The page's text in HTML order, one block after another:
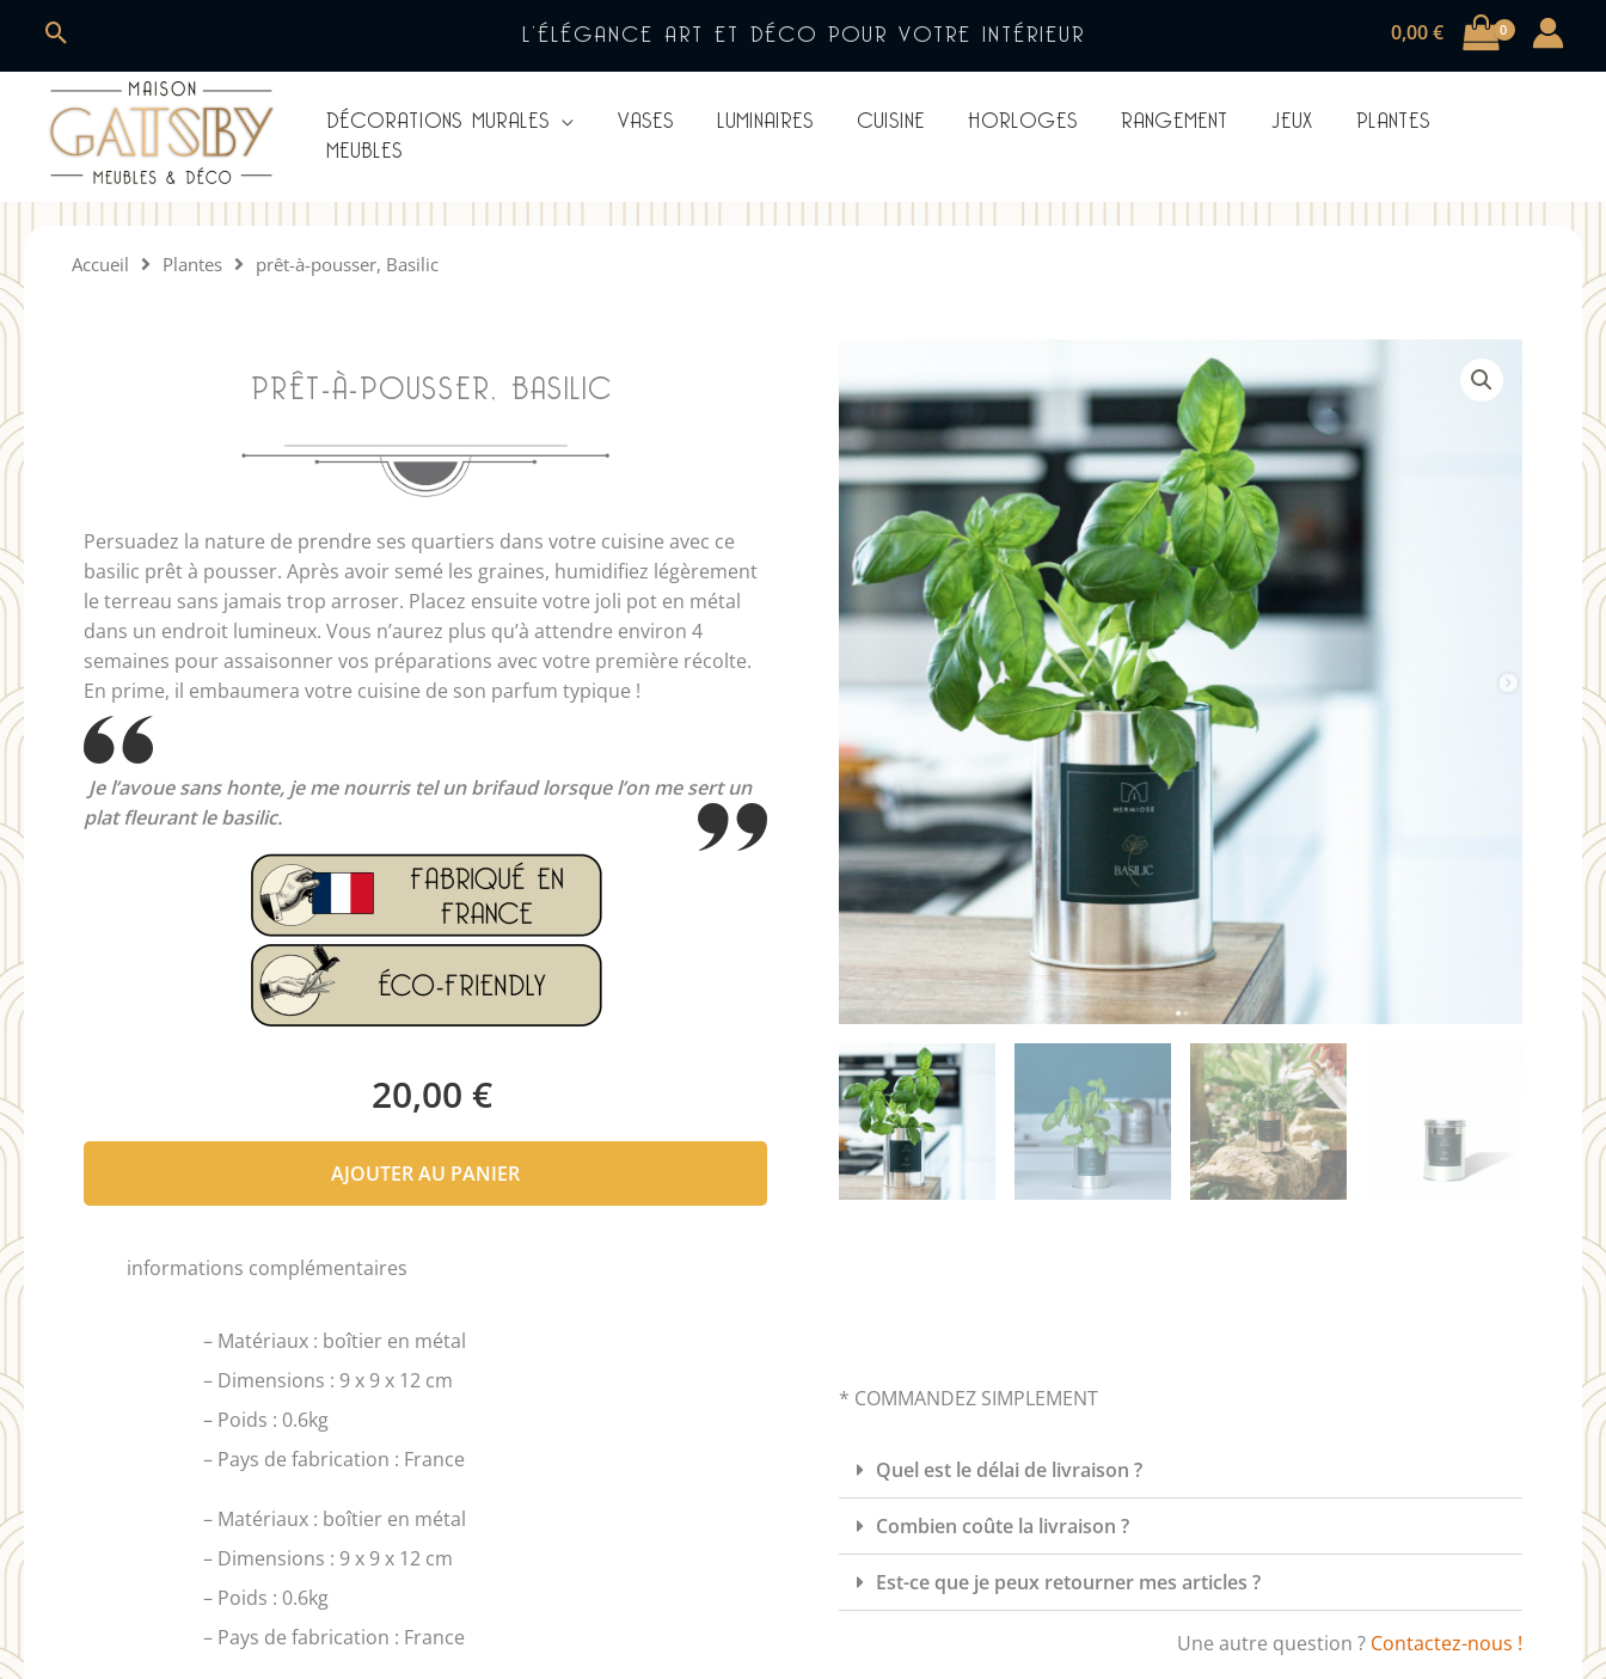
contenu
Rechercher L’ÉLÉGANCE ART ET DÉCO POUR VOTRE INTÉRIEUR 0,00€
DÉCORATIONS MURALES VASES LUMINAIRES CUISINE HORLOGES RANGEMENT JEUX PLANTES
MEUBLES
Accueil Plantes prêt-à-pousser, Basilic
PRÊT-À-POUSSER, BASILIC
Persuadez la nature de prendre ses quartiers dans votre cuisine avec ce
basilic prêt à pousser. Après avoir semé les graines, humidifiez légèrement
le terreau sans jamais trop arroser. Placez ensuite votre joli pot en métal
dans un endroit lumineux. Vous n’aurez plus qu’à attendre environ 4
semaines pour assaisonner vos préparations avec votre première récolte.
En prime, il embaumera votre cuisine de son parfum typique !
Je l’avoue sans honte, je me nourris tel un brifaud lorsque l’on me sert un
plat fleurant le basilic.
20,00 €
AJOUTER AU PANIER
informations complémentaires
– Matériaux : boîtier en métal
– Dimensions : 9 x 9 x 12 cm
– Poids : 0.6kg
– Pays de fabrication : France
– Matériaux : boîtier en métal
– Dimensions : 9 x 9 x 12 cm
– Poids : 0.6kg
– Pays de fabrication : France
* COMMANDEZ SIMPLEMENT
Quel est le délai de livraison ?
Combien coûte la livraison ?
Est-ce que je peux retourner mes articles ?
Une autre question ? Contactez-nous !